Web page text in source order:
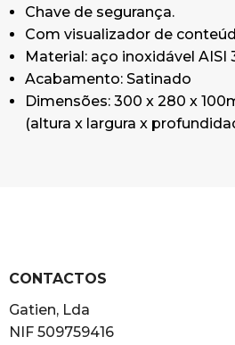
Chave de segurança.
Com visualizador de
Material: aço inoxidável AISI
Acabamento: Satinado
Dimensões: 300 x 280 x
(altura x largura x
CONTACTOS
Gatien, Lda
NIF 509759416